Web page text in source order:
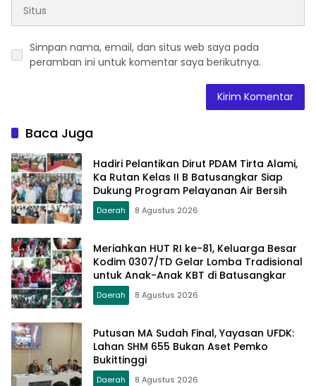
Simpan nama, email, dan situs web saya pada
peramban ini untuk komentar saya berikutnya.
Baca Juga
Hadiri Pelantikan Dirut PDAM Tirta Alami,
Ka Rutan Kelas II B Batusangkar Siap
Dukung Program Pelayanan Air Bersih
Daerah 8 Agustus 2026
Meriahkan HUT RI ke-81, Keluarga Besar
Kodim 0307/TD Gelar Lomba Tradisional
untuk Anak-Anak KBT di Batusangkar
Daerah 8 Agustus 2026
Putusan MA Sudah Final, Yayasan UFDK:
Lahan SHM 655 Bukan Aset Pemko
Bukittinggi
Daerah 8 Agustus 2026